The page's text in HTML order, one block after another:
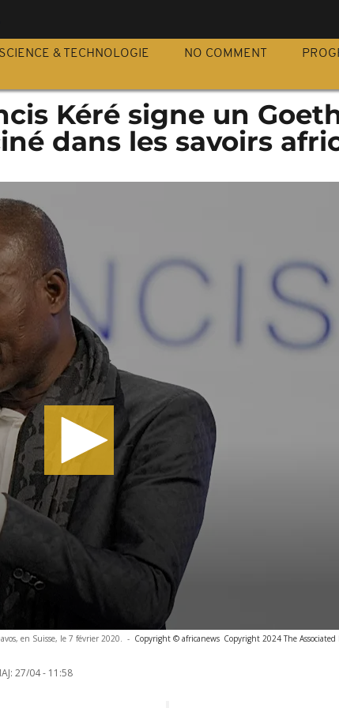
SCIENCE & TECHNOLOGIE NO COMMENT
Kéré signe un
dans les savoirs
en Suisse, le 7 février 2020. - Copyright © africanews Copyright 2024 The
27/04 - 11:58